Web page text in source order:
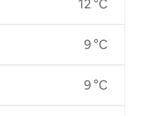
12 °C
9 °C
9 °C